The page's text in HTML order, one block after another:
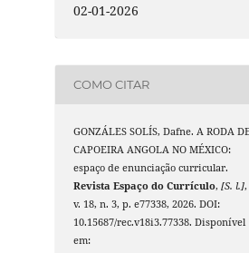
02-01-2026
COMO CITAR
GONZÁLES SOLÍS, Dafne. A RODA
CAPOEIRA ANGOLA NO MÉXICO:
espaço de enunciação curricular.
Revista Espaço do Currículo,[S. l.],
v. 18, n. 3, p. e77338, 2026. DOI:
10.15687/rec.v18i3.77338. Disponível
em: